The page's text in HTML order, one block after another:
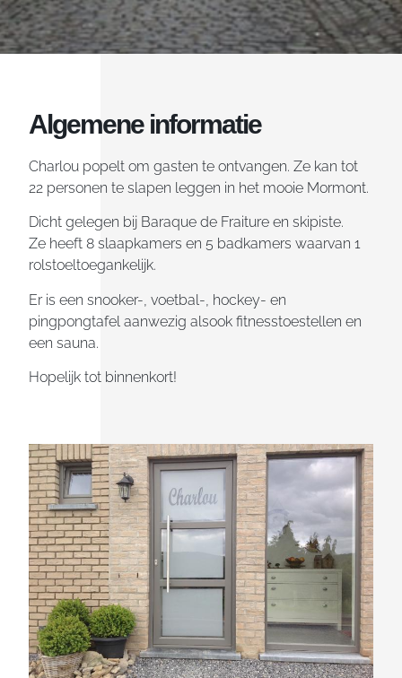
Vakantie in de Ardennen betekent
barbecueën onder de volle zon, waterpret in
het terras.
Onze vergunde woning is hiervoor ideaal en
geschikt voor kleine en grote groepen.
ONTDEK ONZE WONING
Algemene informatie
Charlou popelt om gasten te ontvangen. Ze kan tot
22 personen te slapen leggen in het mooie Mormont.
Dicht gelegen bij Baraque de Fraiture en skipiste.
Ze heeft 8 slaapkamers en 5 badkamers waarvan 1
rolstoeltoegankelijk.
Er is een snooker-, voetbal-, hockey- en
pingpongtafel aanwezig alsook fitnesstoestellen en
een sauna.
Hopelijk tot binnenkort!